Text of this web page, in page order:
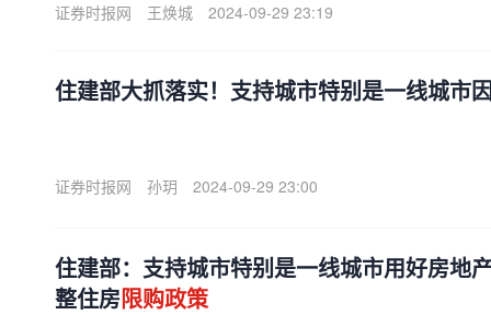
证券时报网
王焕城 2024-09-29 23:19
住建部大抓落实！支持城市特别是一线城市
证券时报网 孙玥 2024-09-29 23:00
住建部：支持城市特别是一线城市用好房地
整住房限购政策